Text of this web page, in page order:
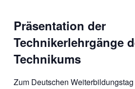
Präsentation der
Technikerlehrgänge
Technikums
Zum Deutschen